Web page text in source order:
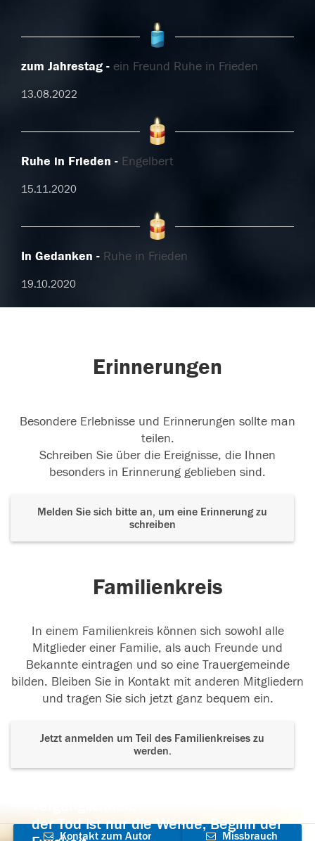
zum Jahrestag ein Freund Ruhe in Frieden
13.08.2022
Ruhe in Frieden Engelbert
15.11.2020
In Gedanken Ruhe in Frieden
19.10.2020
Erinnerungen
Besondere Erlebnisse und Erinnerungen sollte man
teilen.
Schreiben Sie über die Ereignisse, die Ihnen
besonders in Erinnerung geblieben sind.
Melden Sie sich bitte an, um eine Erinnerung zu
schreiben
Familienkreis
In einem Familienkreis können sich sowohl alle
Mitglieder einer Familie, als auch Freunde und
Bekannte eintragen und so eine Trauergemeinde
bilden. Bleiben Sie in Kontakt mit anderen Mitgliedern
und tragen Sie sich jetzt ganz bequem ein.
Jetzt anmelden um Teil des Familienkreises zu
werden.
der Tod ist nur die Wende, Beginn der
Kontakt zum Autor Missbrauch